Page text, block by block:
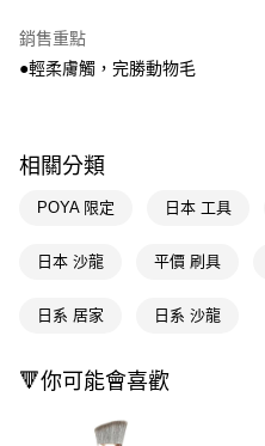
便利好安心！
１．簡單：不需註冊會員、不需綁卡
２．便利：只要手機號碼，簡訊認證
３．安心：先確認商品／服務後，再
【「AFTEE先享後付」結帳流程】
結帳頁面，進行簡訊認證並確認金額
２．訂單成立數日內，您將收到繳費
ATM／網路銀行／等多元方式進行付
※ 請注意：結帳手續完成當下不需立
購買商品的店家。未經商家同意取
後付繳納相關費用。
每筆NT$65，滿NT$390(含以上
付款後全家取貨
萊爾富取貨付款
銷售重點
●輕柔膚觸，完勝動物毛
相關分類
POYA 限定 日本 工具
日本 沙龍 平價 刷具
日系 居家 日系 沙龍
🔻你可能會喜歡